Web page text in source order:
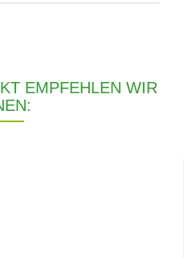
EMPFEHLEN WIR